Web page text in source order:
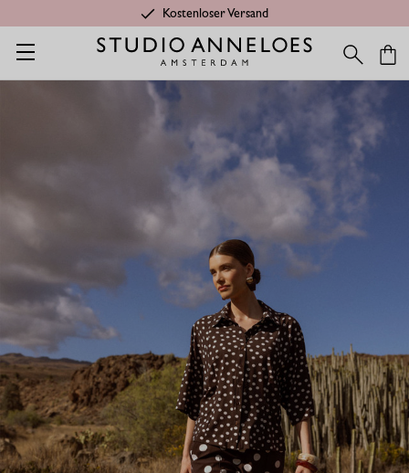
Kostenloser Versand
Startseite Kleidung aus Travelstoff Lisanne dot shorts -